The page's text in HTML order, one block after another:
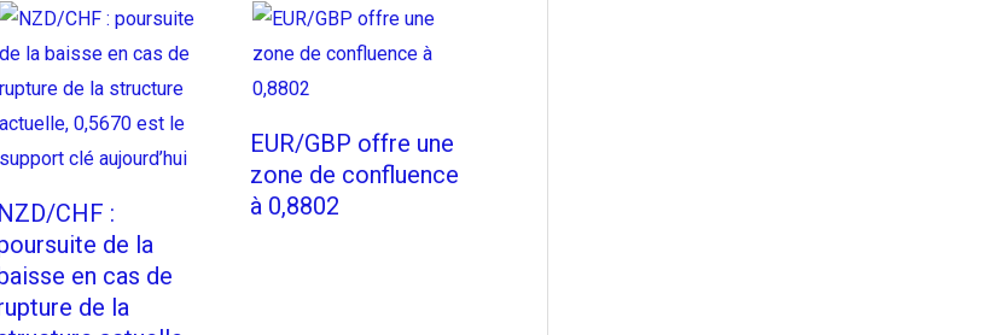
NZD/CHF :
de la
en cas de
de la
EUR/GBP offre une
zone de confluence
à 0,8802